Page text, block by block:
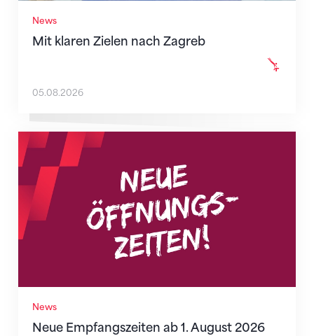
News
Mit klaren Zielen nach Zagreb
05.08.2026
News
Neue Empfangszeiten ab 1. August 2026
Neue Empfangszeiten ab 1. August 2026